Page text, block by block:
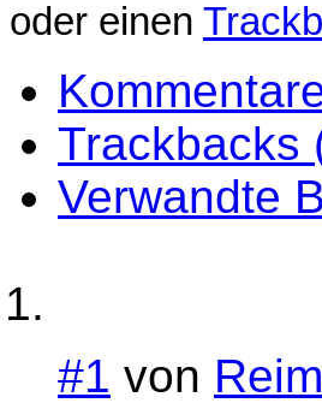
oder einen
Trackbacks
Verwandte
#1 von